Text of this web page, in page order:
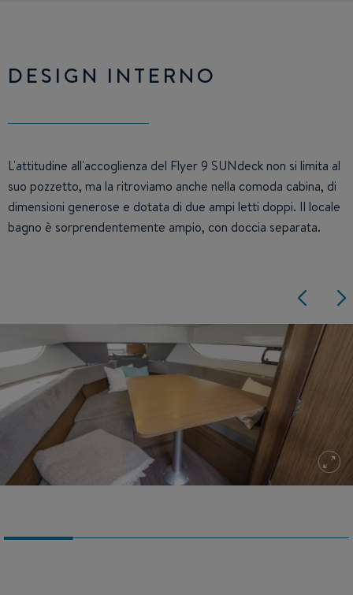
DESIGN INTERNO
L'attitudine all'accoglienza del Flyer 9 SUNdeck non si limita al
suo pozzetto, ma la ritroviamo anche nella comoda cabina, di
dimensioni generose e dotata di due ampi letti doppi. Il locale
bagno è sorprendentemente ampio, con doccia separata.